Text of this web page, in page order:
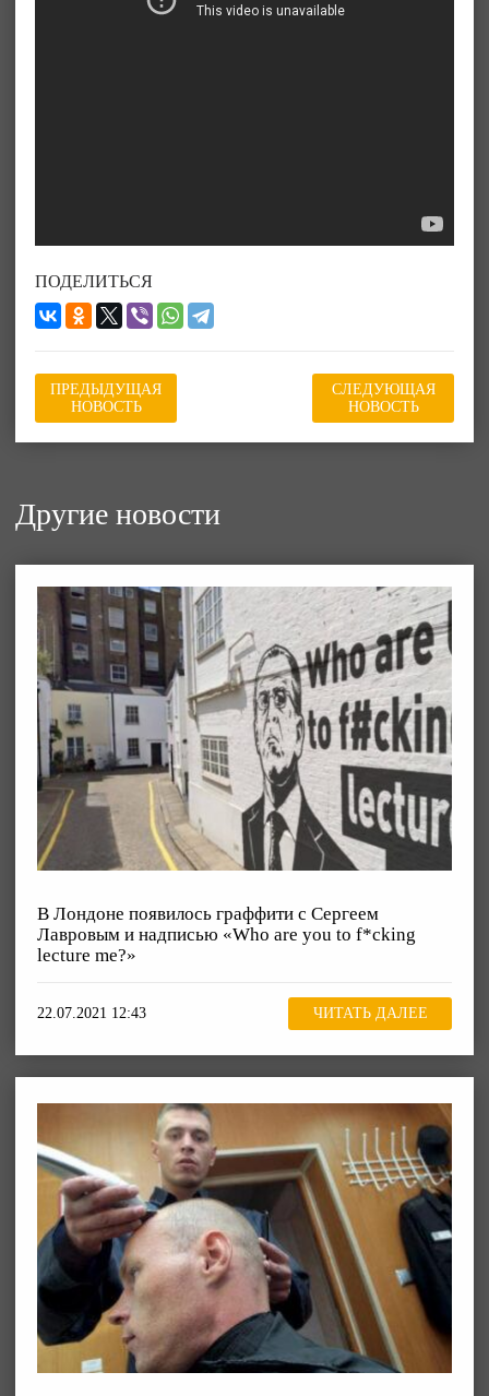
ПОДЕЛИТЬСЯ
ПРЕДЫДУЩАЯ
НОВОСТЬ
СЛЕДУЮЩАЯ
НОВОСТЬ
Другие новости
В Лондоне появилось граффити с Сергеем
Лавровым и надписью «Who are you to f*cking
lecture me?»
22.07.2021 12:43 ЧИТАТЬ ДАЛЕЕ